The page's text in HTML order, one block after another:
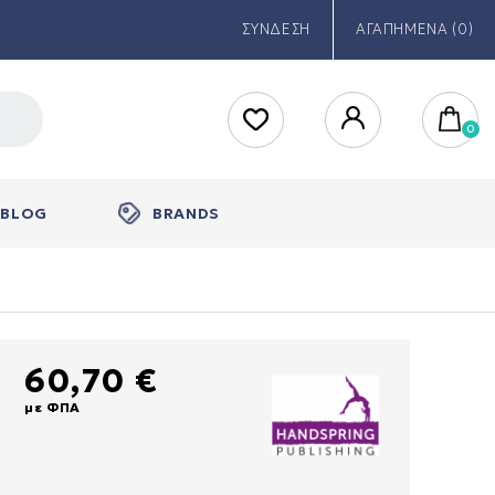
ΣΥΝΔΕΣΗ ΑΓΑΠΗΜΕΝΑ (0)
BLOG BRANDS
60,70 €
με ΦΠΑ